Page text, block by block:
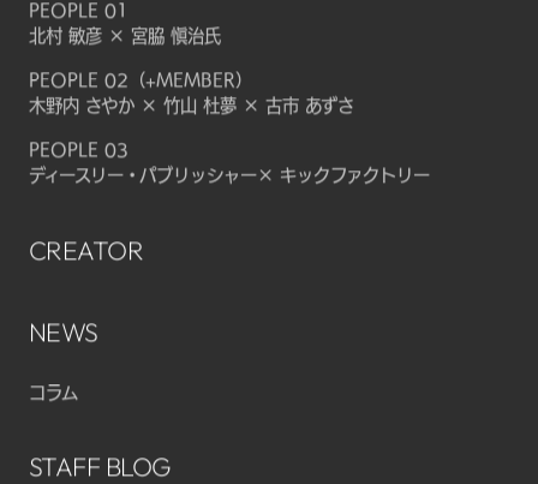
PEOPLE 01
北村 敏彦 × 宮脇 愼治氏
PEOPLE 02（+MEMBER）
木野内 さやか × 竹山 杜夢 × 古市 あずさ
PEOPLE 03
ディースリー・パブリッシャー× キックファクトリー
CREATOR
NEWS
コラム
STAFF BLOG